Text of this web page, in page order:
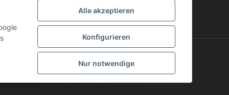
Alle akzeptieren
Konfigurieren
Nur notwendige